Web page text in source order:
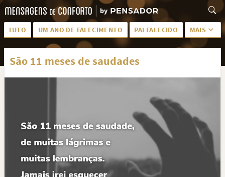
LUTO UM ANO DE FALECIMENTO PAI FALECIDO MAIS
LUTO PARA AMIGA PALAVRAS
PÊSAMES PARA AMIGO
FRASES DE LUTO PARA AMIGO FIM DE NAMORO
TODAS AS CATEGORIAS
São 11 meses de saudades